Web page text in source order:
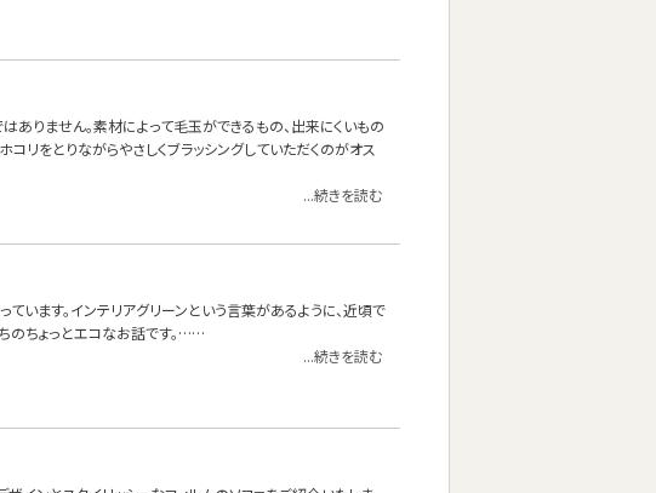
りません。素材によって毛玉ができるもの、出来にくいもの
リをとりながらやさしくブラッシングしていただくのがオス
...続きを読む
います。インテリアグリーンという言葉があるように、近頃で
のちょっとエコなお話です。……
...続きを読む